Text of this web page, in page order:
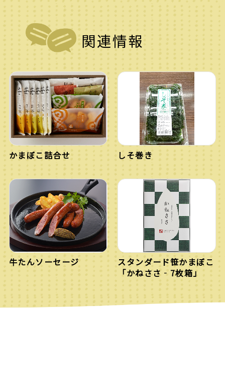
関連情報
かまぼこ詰合せ しそ巻き
牛たんソーセージ
スタンダード笹かまぼこ
「かねささ‐7枚箱」